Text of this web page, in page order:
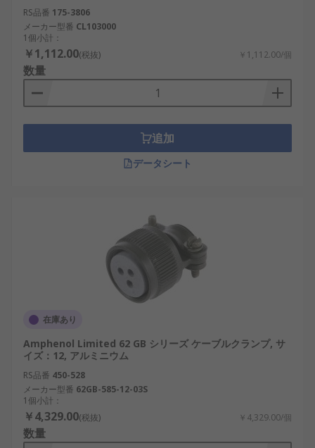
す。高信頼性が求められる国内の輸送機器や風力発
電装置では、バックシェルが選定されることが多い
です。
丸型コネクタバックシェル
の種類
丸型コネクタバックシェルには多様なタイプが存在
し、環境条件や用途に応じて選定されます。以下に
代表的な種類を紹介します。
ーブルを真っすぐに取り付けるタイプ。狭い
スペースでも使いやすく、標準的な産業機器
に適しています。
アングルタイプ（90度型）
：ケーブルの取り
回しを容易にするため、限られたスペースで
内部で多用されます。
EMIシールドタイプ：電磁波干渉を防止するた
置や通信機器で使用されます。
防水防塵タイプ
たモデルで、屋外設備や再生可能エネルギー
装置に最適です。
RS品番 175-3806
メーカー型番 CL103000
1個小計：
￥1,112.00(税抜) ￥1,112.00/個
数量
追加
データシート
在庫あり
Amphenol Limited 62 GB シリーズ ケーブルクランプ, サ
イズ：12, アルミニウム
RS品番 450-528
メーカー型番 62GB-585-12-03S
1個小計：
￥4,329.00(税抜) ￥4,329.00/個
数量